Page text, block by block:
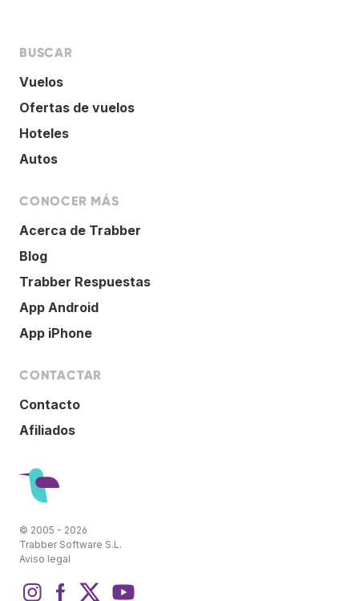
BUSCAR
Vuelos
Ofertas de vuelos
Hoteles
Autos
CONOCER MÁS
Acerca de Trabber
Blog
Trabber Respuestas
App Android
App iPhone
CONTACTAR
Contacto
Afiliados
© 2005 - 2026
Trabber Software S.L.
Aviso legal